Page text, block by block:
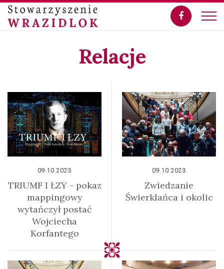
Relacje
09.10.2023
TRIUMF I ŁZY - pokaz
mappingowy
wytańczył postać
Wojciecha
Korfantego
09.10.2023
Zwiedzanie
Świerklańca i okolic